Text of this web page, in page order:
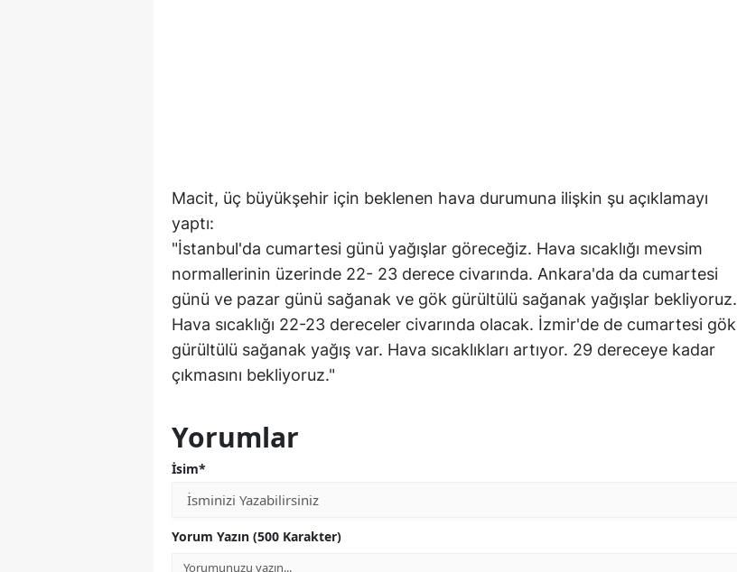
Macit, üç büyükşehir için beklenen hava durumuna ilişkin şu açıklamayı
yaptı:
"İstanbul'da cumartesi günü yağışlar göreceğiz. Hava sıcaklığı mevsim
normallerinin üzerinde 22- 23 derece civarında. Ankara'da da cumartesi
günü ve pazar günü sağanak ve gök gürültülü sağanak yağışlar bekliyoruz.
Hava sıcaklığı 22-23 dereceler civarında olacak. İzmir'de de cumartesi gök
gürültülü sağanak yağış var. Hava sıcaklıkları artıyor. 29 dereceye kadar
çıkmasını bekliyoruz."
Yorumlar
İsim*
Yorum Yazın (500 Karakter)